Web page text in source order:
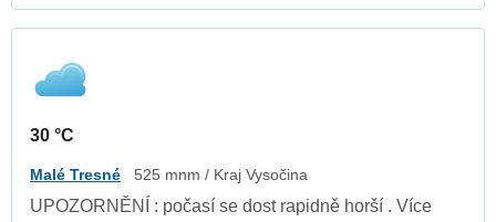
30 °C
Malé Tresné 525 mnm / Kraj Vysočina
UPOZORNĚNÍ : počasí se dost rapidně horší . Více